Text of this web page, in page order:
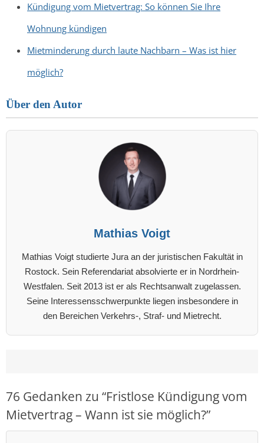
Kündigung vom Mietvertrag: So können Sie Ihre
Wohnung kündigen
Mietminderung durch laute Nachbarn – Was ist hier
möglich?
Über den Autor
Mathias Voigt
Mathias Voigt studierte Jura an der juristischen Fakultät in
Rostock. Sein Referendariat absolvierte er in Nordrhein-
Westfalen. Seit 2013 ist er als Rechtsanwalt zugelassen.
Seine Interessensschwerpunkte liegen insbesondere in
den Bereichen Verkehrs-, Straf- und Mietrecht.
76 Gedanken zu “Fristlose Kündigung vom
Mietvertrag – Wann ist sie möglich?”